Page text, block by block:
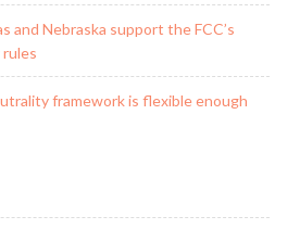
and Nebraska support the FCC’s
framework is flexible enough